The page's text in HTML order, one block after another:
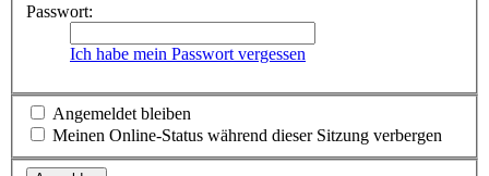
Passwort:
Ich habe mein Passwort vergessen
Angemeldet bleiben
Meinen Online-Status während dieser Sitzung verbergen